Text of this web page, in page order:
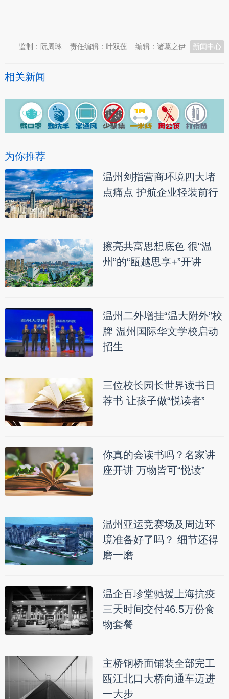
新闻中心
编辑：诸葛之伊
责任编辑：叶双莲
监制：阮周琳
相关新闻
为你推荐
温州剑指营商环境四大堵
点痛点 护航企业轻装前行
擦亮共富思想底色 很“温
州”的“瓯越思享+”开讲
温州二外增挂“温大附外”校
牌 温州国际华文学校启动
招生
三位校长园长世界读书日
荐书 让孩子做“悦读者”
你真的会读书吗？名家讲
座开讲 万物皆可“悦读”
温州亚运竞赛场及周边环
境准备好了吗？ 细节还得
磨一磨
温企百珍堂驰援上海抗疫
三天时间交付46.5万份食
物套餐
主桥钢桥面铺装全部完工
瓯江北口大桥向通车迈进
一大步